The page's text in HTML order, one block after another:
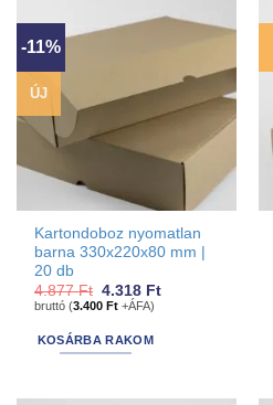
-11%
ÚJ
Kartondoboz nyomatlan
barna 330x220x80 mm |
20 db
4.877Ft Original
price
4.877 Ft.
4.318 FtCurrent
bruttó (3.400 Ft +ÁFA)
KOSÁRBA RAKOM